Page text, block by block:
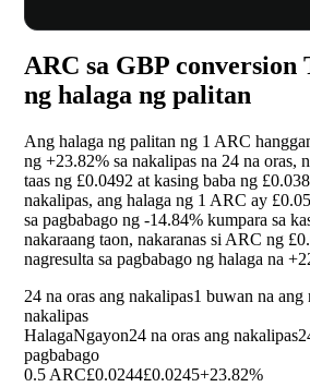
ARC sa GBP conversion
ng halaga ng palitan
Ang halaga ng palitan ng 1 ARC
ng +23.82% sa nakalipas na 24 na oras,
taas ng £0.0492 at kasing baba ng
nakalipas, ang halaga ng 1 ARC ay
sa pagbabago ng -14.84% kumpara sa
nakaraang taon, nakaranas si ARC ng
nagresulta sa pagbabago ng halaga na
24 na oras ang nakalipas1 buwan na ang
nakalipas
HalagaNgayon24 na oras ang nakalipas
pagbabago
0.5 ARC£0.0244£0.0245+23.82%